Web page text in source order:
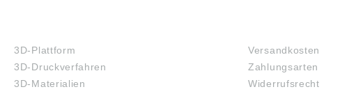
3D-Plattform
3D-Druckverfahren
3D-Materialien
Versandkosten
Zahlungsarten
Widerrufsrecht